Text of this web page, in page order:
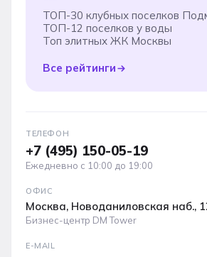
ТОП-30 клубных поселков
ТОП-12 поселков у воды
Топ элитных ЖК Москвы
Все рейтинги
ТЕЛЕФОН
+7 (495) 150-05-19
Ежедневно с 10:00 до 19:00
ОФИС
Москва, Новоданиловская наб.,
Бизнес-центр DM Tower
E-MAIL